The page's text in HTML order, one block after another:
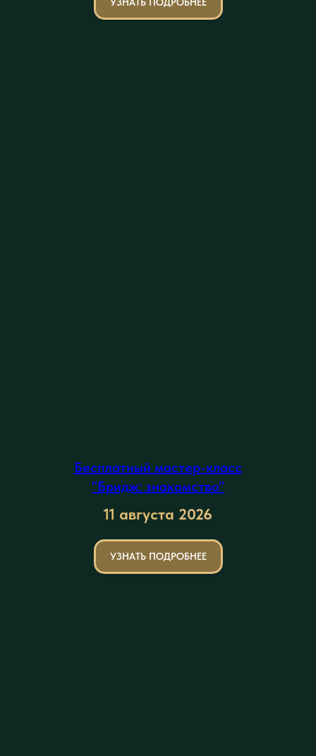
Бесплатный мастер-класс
"Бридж: знакомство"
11 августа 2026
УЗНАТЬ ПОДРОБНЕЕ